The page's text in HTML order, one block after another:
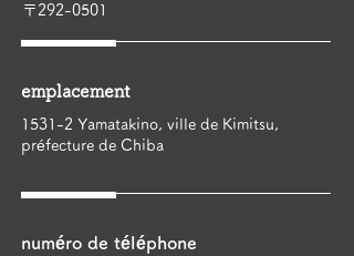
〒292-0501
emplacement
1531-2 Yamatakino, ville de Kimitsu,
préfecture de Chiba
numéro de téléphone